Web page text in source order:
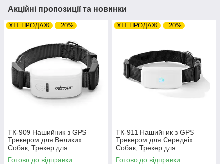
Акційні пропозиції та новинки
ХІТ ПРОДАЖ –20%
ТК-909 Нашийник з GPS
Трекером для Великих
Собак, Трекер для
Полювання, Tracker, ТКSTAR
Готово до відправки
ХІТ ПРОДАЖ –20%
ТК-911 Нашийник з GPS
Трекером для Середніх
Собак, Трекер для
Полювання, Tracker, ТКSTAR
Готово до відправки